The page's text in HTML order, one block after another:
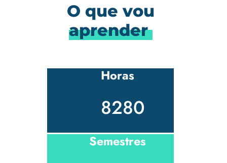
O que vou
aprender
Horas
8280
Semestres